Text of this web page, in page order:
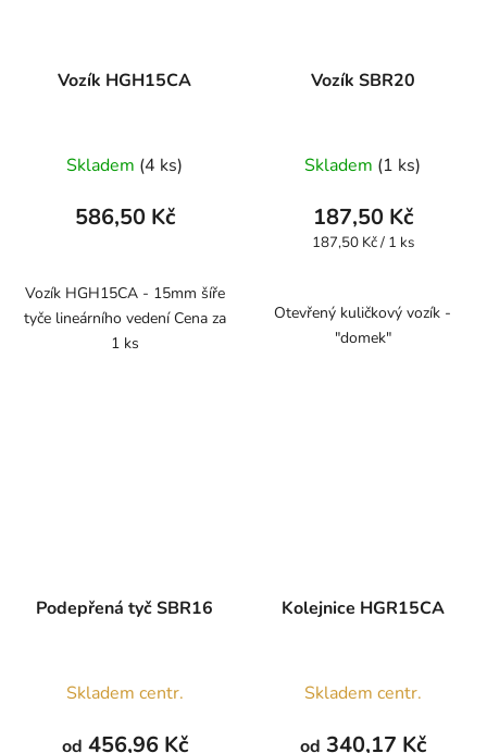
Vozík HGH15CA
Skladem (4 ks)
586,50 Kč
Vozík HGH15CA - 15mm šíře
tyče lineárního vedení Cena za
1 ks
Vozík SBR20
Skladem (1 ks)
187,50 Kč
Měrná
187,50 Kč / 1 ks
Otevřený kuličkový vozík -
"domek"
Podepřená tyč SBR16
hodnocení
produktu
Skladem centr.
od 456,96 Kč
Kolejnice HGR15CA
Skladem centr.
od 340,17 Kč